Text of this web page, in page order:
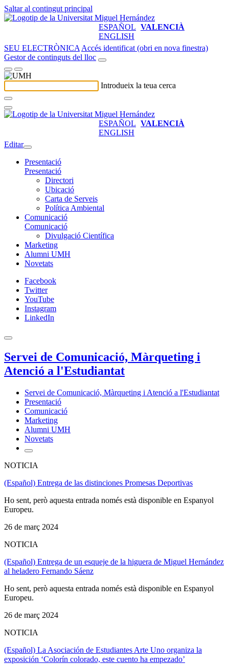
Saltar al contingut principal
ESPAÑOL VALENCIÀ
ENGLISH
SEU ELECTRÒNICA Accés identificat (obri en nova finestra)
Gestor de continguts del lloc
Introdueix la teua cerca
ESPAÑOL VALENCIÀ
ENGLISH
Editar
Presentació
Presentació
Directori
Ubicació
Carta de Serveis
Política Ambiental
Comunicació
Comunicació
Divulgació Científica
Marketing
Alumni UMH
Novetats
Facebook
Twitter
YouTube
Instagram
LinkedIn
Servei de Comunicació, Màrqueting i
Atenció a l'Estudiantat
Servei de Comunicació, Màrqueting i Atenció a l'Estudiantat
Presentació
Comunicació
Marketing
Alumni UMH
Novetats
NOTICIA
(Español) Entrega de las distinciones Promesas Deportivas
Ho sent, però aquesta entrada només està disponible en Espanyol
Europeu.
26 de març 2024
NOTICIA
(Español) Entrega de un esqueje de la higuera de Miguel Hernández
al heladero Fernando Sáenz
Ho sent, però aquesta entrada només està disponible en Espanyol
Europeu.
26 de març 2024
NOTICIA
(Español) La Asociación de Estudiantes Arte Uno organiza la
exposición ‘Colorín colorado, este cuento ha empezado’